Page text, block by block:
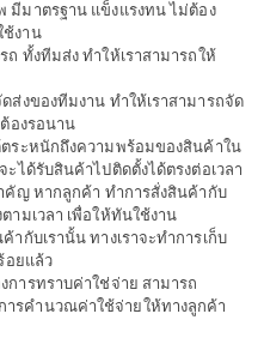
มาตรฐาน แข็งแรงทน ไม่ต้อง
ช้งาน
ถ ทั้งทีมส่ง ทำให้เราสามารถให้
งของทีมงาน ทำให้เราสามารถจัด
องรอนาน
ตระหนักถึงความพร้อมของสินค้าใน
ได้รับสินค้าไปติดตั้งได้ตรงต่อเวลา
ำคัญ หากลูกค้า ทำการสั่งสินค้ากับ
ามเวลา เพื่อให้ทันใช้งาน
ากับเรานั้น ทางเราจะทำการเก็บ
อยแล้ว
การทราบค่าใช่จ่าย สามารถ
ารคำนวณค่าใช้จ่ายให้ทางลูกค้า